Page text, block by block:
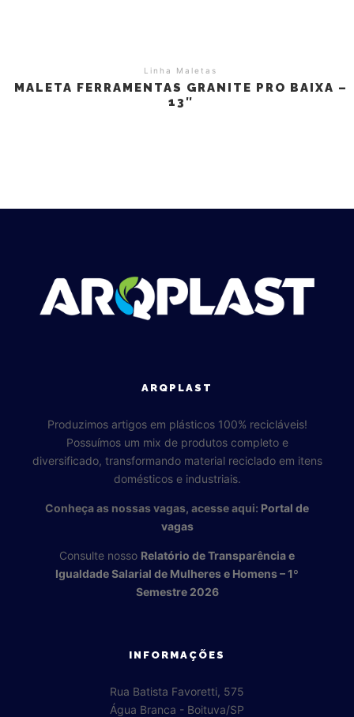
Linha Maletas
MALETA FERRAMENTAS GRANITE PRO BAIXA –
13″
ARQPLAST
Produzimos artigos em plásticos 100% recicláveis!
Possuímos um mix de produtos completo e
diversificado, transformando material reciclado em itens
domésticos e industriais.
Conheça as nossas vagas, acesse aqui: Portal de
vagas
Consulte nosso Relatório de Transparência e
Igualdade Salarial de Mulheres e Homens – 1º
Semestre 2026
INFORMAÇÕES
Rua Batista Favoretti, 575
Água Branca - Boituva/SP